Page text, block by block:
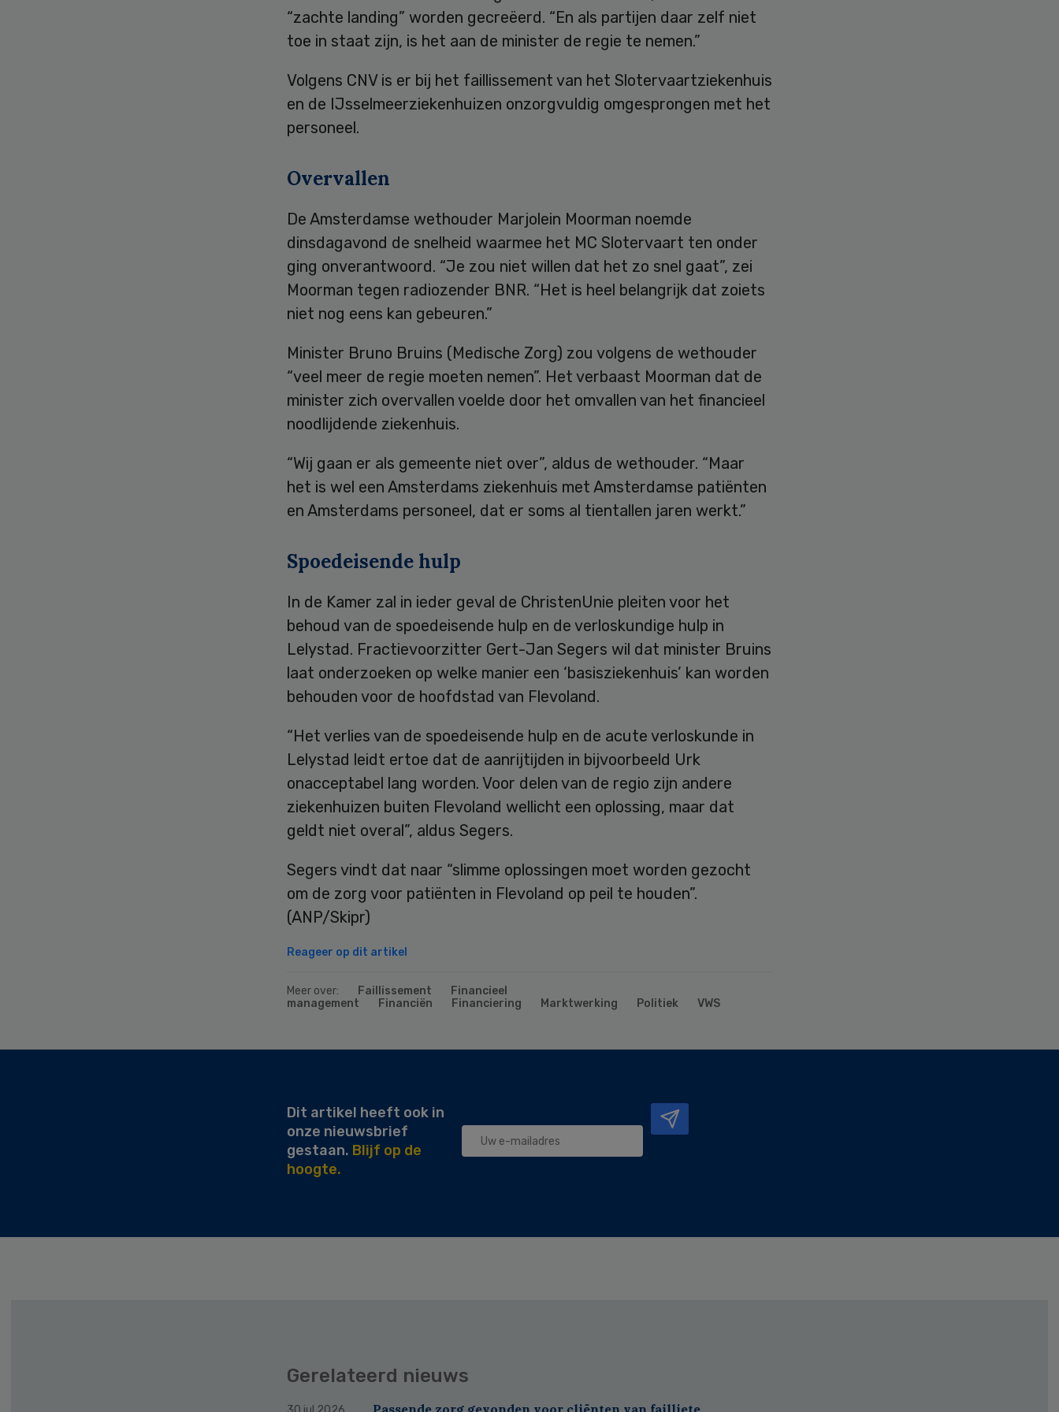
“zachte landing” worden gecreëerd. “En als partijen daar zelf niet
toe in staat zijn, is het aan de minister de regie te nemen.”
Volgens CNV is er bij het faillissement van het Slotervaartziekenhuis
en de IJsselmeerziekenhuizen onzorgvuldig omgesprongen met het
personeel.
Overvallen
De Amsterdamse wethouder Marjolein Moorman noemde
dinsdagavond de snelheid waarmee het MC Slotervaart ten onder
ging onverantwoord. “Je zou niet willen dat het zo snel gaat”, zei
Moorman tegen radiozender BNR. “Het is heel belangrijk dat zoiets
niet nog eens kan gebeuren.”
Minister Bruno Bruins (Medische Zorg) zou volgens de wethouder
“veel meer de regie moeten nemen”. Het verbaast Moorman dat de
minister zich overvallen voelde door het omvallen van het financieel
noodlijdende ziekenhuis.
“Wij gaan er als gemeente niet over”, aldus de wethouder. “Maar
het is wel een Amsterdams ziekenhuis met Amsterdamse patiënten
en Amsterdams personeel, dat er soms al tientallen jaren werkt.”
Spoedeisende hulp
In de Kamer zal in ieder geval de ChristenUnie pleiten voor het
behoud van de spoedeisende hulp en de verloskundige hulp in
Lelystad. Fractievoorzitter Gert-Jan Segers wil dat minister Bruins
laat onderzoeken op welke manier een ‘basisziekenhuis’ kan worden
behouden voor de hoofdstad van Flevoland.
“Het verlies van de spoedeisende hulp en de acute verloskunde in
Lelystad leidt ertoe dat de aanrijtijden in bijvoorbeeld Urk
onacceptabel lang worden. Voor delen van de regio zijn andere
ziekenhuizen buiten Flevoland wellicht een oplossing, maar dat
geldt niet overal”, aldus Segers.
Segers vindt dat naar “slimme oplossingen moet worden gezocht
om de zorg voor patiënten in Flevoland op peil te houden”.
(ANP/Skipr)
Reageer op dit artikel
Meer over: Faillissement
Financieel
management
Financiën Financiering Marktwerking Politiek VWS
Dit artikel heeft ook in
onze nieuwsbrief
gestaan. Blijf op de
hoogte.
Gerelateerd nieuws
Passende zorg gevonden voor cliënten van failliete